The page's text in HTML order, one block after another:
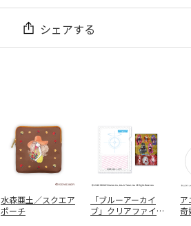
シェアする
水森亜土／スクエア
ポーチ
「ブルーアーカイ
ブ」クリアファイル
ア
奇